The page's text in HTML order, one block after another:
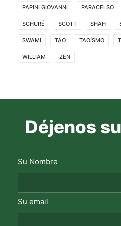
PAPINI GIOVANNI PARACELSO
SCHURÉ SCOTT SHAH
SWAMI TAO TAOÍSMO
WILLIAM ZEN
Déjenos
Su Nombre
Su email